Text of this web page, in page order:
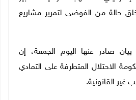
حالة من الفوضى لتمرير مشاريع
صادر عنها اليوم الجمعة، إن
الاحتلال المتطرفة على التمادي
غير القانونية.